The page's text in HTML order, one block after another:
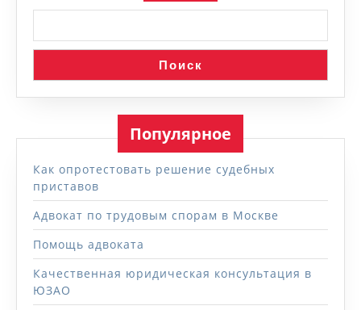
Поиск
Популярное
Как опротестовать решение судебных
приставов
Адвокат по трудовым спорам в Москве
Помощь адвоката
Качественная юридическая консультация в
ЮЗАО